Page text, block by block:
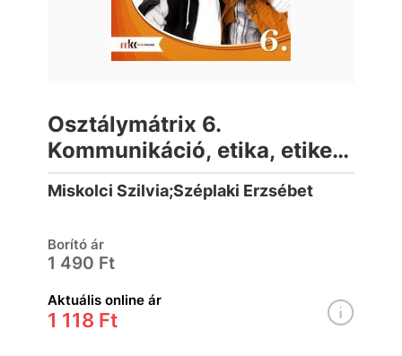
Osztálymátrix 6.
Kommunikáció, etika, etikett,
gazdaság, életpálya
feladatgyűjtemény a 12 éves
Miskolci Szilvia;Széplaki Erzsébet
Borító ár
1 490 Ft
Aktuális online ár
1 118 Ft